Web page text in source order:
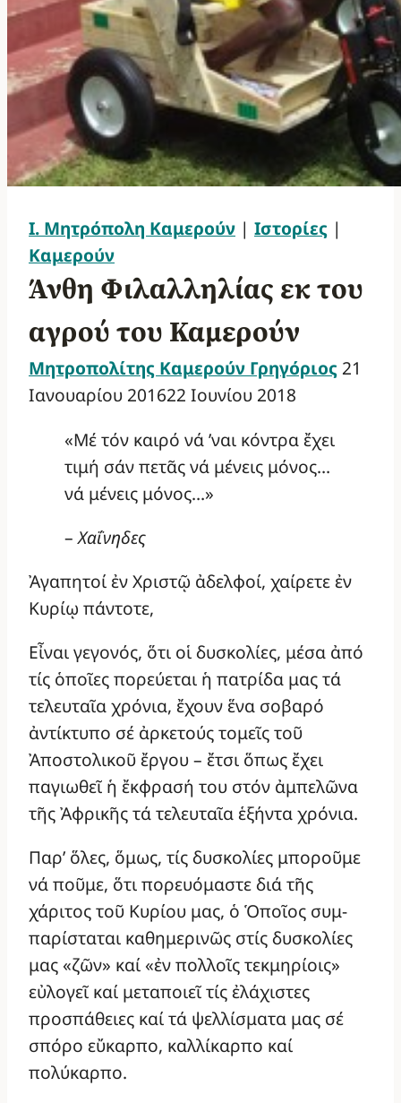
Ι. Μητρόπολη Καμερούν | Ιστορίες |
Καμερούν
Άνθη Φιλαλληλίας εκ του
αγρού του Καμερούν
Μητροπολίτης Καμερούν Γρηγόριος 21
Ιανουαρίου 201622 Ιουνίου 2018
«Μέ τόν καιρό νά ’ναι κόντρα ἔχει
τιμή σάν πετᾶς νά μένεις μόνος…
νά μένεις μόνος…»
–Χαΐνηδες
Ἀγαπητοί ἐν Χριστῷ ἀδελφοί, χαίρετε ἐν
Κυρίῳ πάντοτε,
Εἶναι γεγονός, ὅτι οἱ δυσκολίες, μέσα ἀπό
τίς ὁποῖες πορεύεται ἡ πατρίδα μας τά
τελευταῖα χρόνια, ἔχουν ἕνα σοβαρό
ἀντίκτυπο σέ ἀρκετούς τομεῖς τοῦ
Ἀποστολικοῦ ἔργου – ἔτσι ὅπως ἔχει
παγιωθεῖ ἡ ἔκφρασή του στόν ἀμπελῶνα
τῆς Ἀφρικῆς τά τελευταῖα ἑξήντα χρόνια.
Παρ’ ὅλες, ὅμως, τίς δυσκολίες μποροῦμε
νά ποῦμε, ὅτι πορευόμαστε διά τῆς
χάριτος τοῦ Κυρίου μας, ὁ Ὁποῖος συμ-
παρίσταται καθημερινῶς στίς δυσκολίες
μας «ζῶν» καί «ἐν πολλοῖς τεκμηρίοις»
εὐλογεῖ καί μεταποιεῖ τίς ἐλάχιστες
προσπάθειες καί τά ψελλίσματα μας σέ
σπόρο εὔκαρπο, καλλίκαρπο καί
πολύκαρπο.